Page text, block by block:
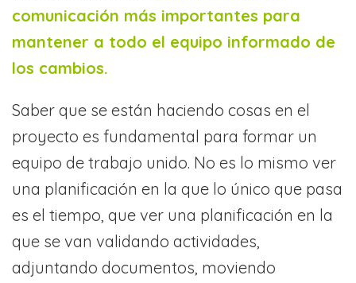
comunicación más importantes para
mantener a todo el equipo informado de
los cambios.
Saber que se están haciendo cosas en el
proyecto es fundamental para formar un
equipo de trabajo unido. No es lo mismo ver
una planificación en la que lo único que pasa
es el tiempo, que ver una planificación en la
que se van validando actividades,
adjuntando documentos, moviendo